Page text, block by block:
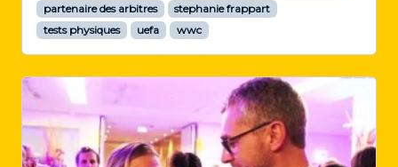
partenaire des arbitres
stephanie frappart
tests physiques
uefa wwc